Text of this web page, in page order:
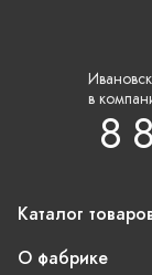
в
8
Каталог
О фабрике